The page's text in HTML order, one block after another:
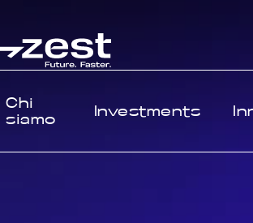
Chi
siamo
Investments